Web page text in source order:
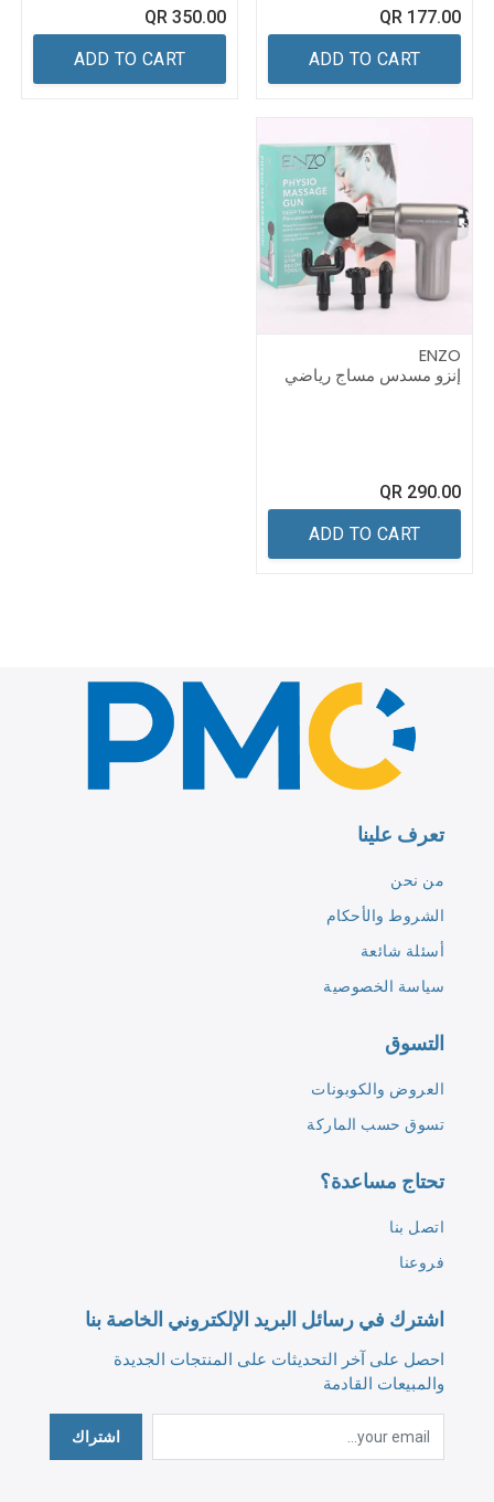
QR 177.00
ADD TO CART
QR 350.00
ADD TO CART
ENZO
إنزو مسدس مساج رياضي
QR 290.00
ADD TO CART
تعرف علينا
من نحن
الشروط والأحكام
أسئلة شائعة
سياسة الخصوصية
التسوق
العروض والكوبونات
تسوق حسب الماركة
تحتاج مساعدة؟
اتصل بنا
فروعنا
اشترك في رسائل البريد الإلكتروني الخاصة بنا
احصل على آخر التحديثات على المنتجات الجديدة
والمبيعات القادمة
اشتراك